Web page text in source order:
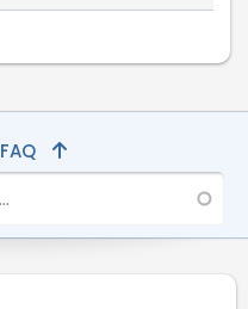
FAQ